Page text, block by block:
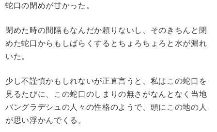
蛇口の閉めが甘かった。
閉めた時の間隔もなんだか頼りないし、そのきちんと閉
めた蛇口からもしばらくするとちょろちょろと水が漏れ
いた。
少し不謹慎かもしれないが正直言うと、私はこの蛇口を
見るたびに、この蛇口のしまりの無さがなんとなく当地
バングラデシュの人々の性格のようで、頭にこの地の人
が思い浮かんでくる。